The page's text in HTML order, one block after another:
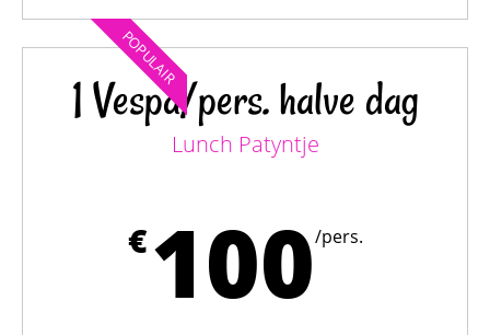
POPULAIR
1 Vespa/pers. halve dag
Lunch Patyntje
€100/pers.